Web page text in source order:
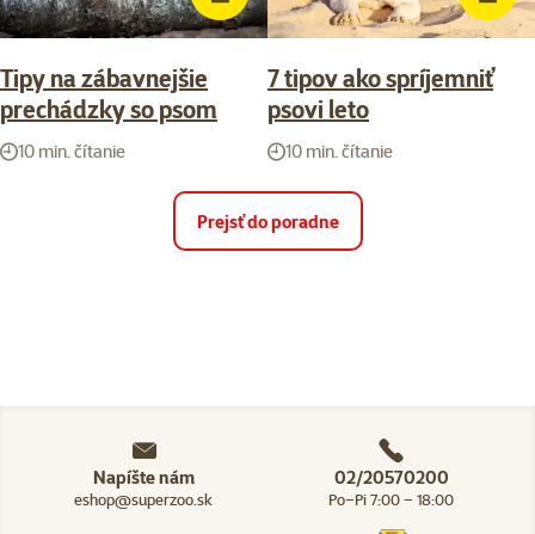
Tipy na zábavnejšie
prechádzky so psom
10 min. čítanie
7 tipov ako spríjemniť
psovi leto
10 min. čítanie
Prejsť do poradne
Napíšte nám
eshop@superzoo.sk
02/20570200
Po–Pi 7:00 – 18:00